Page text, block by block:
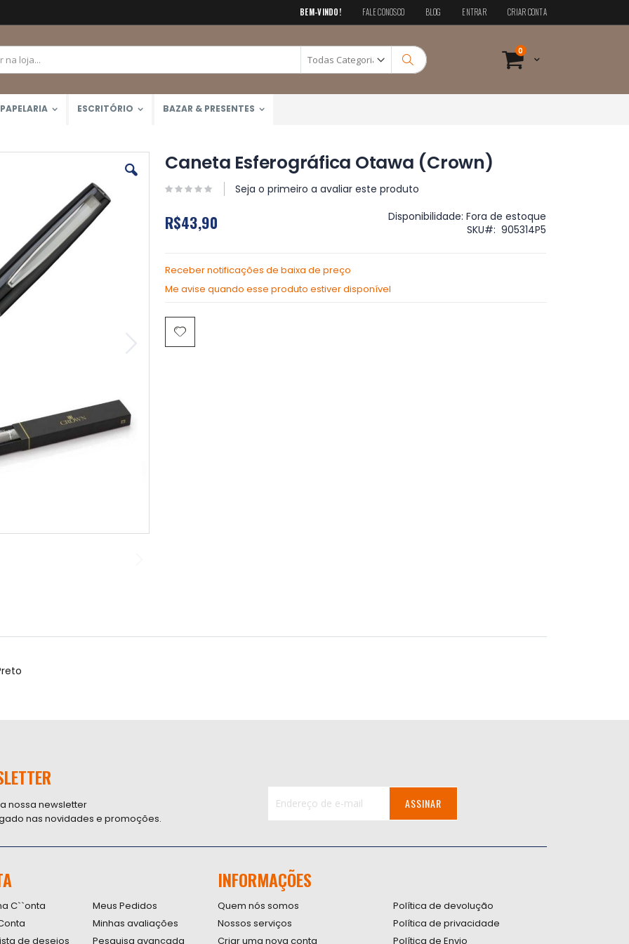
BEM-VINDO! FALE CONOSCO BLOG ENTRAR CRIAR CONTA
Cart
0 itens
Pesquisa
PAPELARIA ESCRITÓRIO BAZAR & PRESENTES
Caneta Esferográfica Otawa (Crown)
Seja o primeiro a avaliar este produto
R$43,90 Disponibilidade: Fora de estoque
SKU
905314P5
Receber notificações de baixa de preço
Me avise quando esse produto estiver disponível
nossa newsletter
nas novidades e promoções.
nossa
Newsletter:
ASSINAR
C``onta
de desejos
Meus Pedidos
Minhas avaliações
Pesquisa avançada
INFORMAÇÕES
Quem nós somos
Nossos serviços
Criar uma nova conta
Política de devolução
Política de privacidade
Política de Envio